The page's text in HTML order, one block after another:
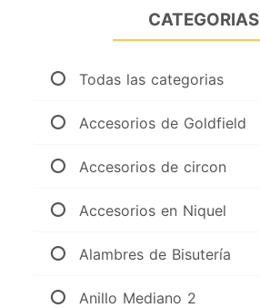
CATEGORIAS
Todas las categorias
Accesorios de Goldfield
Accesorios de circon
Accesorios en Niquel
Alambres de Bisutería
Anillo Mediano 2